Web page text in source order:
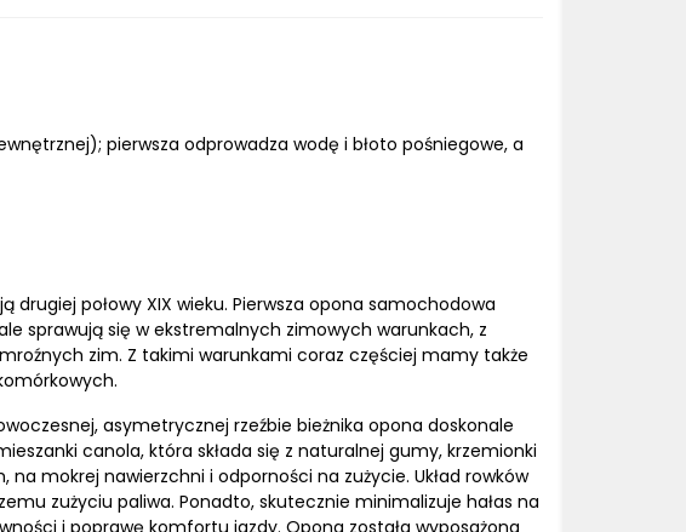
pierwsza odprowadza wodę i błoto pośniegowe, a
drugiej połowy XIX wieku. Pierwsza opona samochodowa
sprawują się w ekstremalnych zimowych warunkach, z
zim. Z takimi warunkami coraz częściej mamy także
asymetrycznej rzeźbie bieżnika opona doskonale
canola, która składa się z naturalnej gumy, krzemionki
mokrej nawierzchni i odporności na zużycie. Układ rowków
zużyciu paliwa. Ponadto, skutecznie minimalizuje hałas na
i poprawę komfortu jazdy. Opona została wyposażona